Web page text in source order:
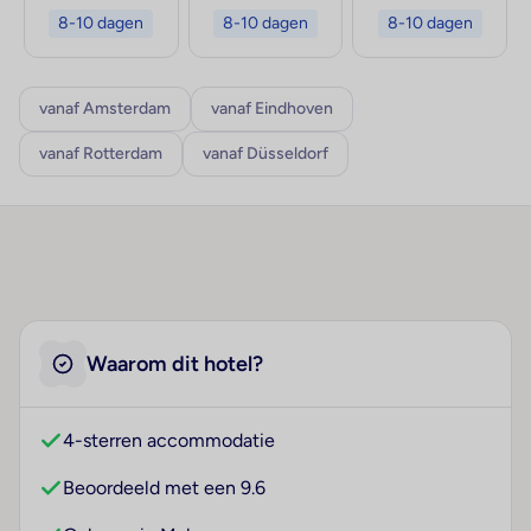
8-10 dagen 8-10 dagen 8-10 dagen
vanaf Amsterdam vanaf Eindhoven
vanaf Rotterdam vanaf Düsseldorf
Waarom dit hotel?
4-sterren accommodatie
Beoordeeld met een 9.6